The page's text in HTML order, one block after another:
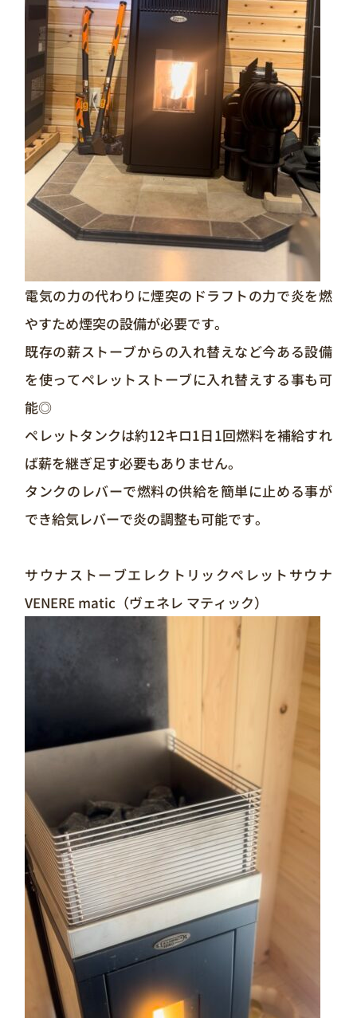
電気の力の代わりに煙突のドラフトの力で炎を燃
やすため煙突の設備が必要です。
既存の薪ストーブからの入れ替えなど今ある設備
を使ってペレットストーブに入れ替えする事も可
能◎
ペレットタンクは約12キロ1日1回燃料を補給すれ
ば薪を継ぎ足す必要もありません。
タンクのレバーで燃料の供給を簡単に止める事が
でき給気レバーで炎の調整も可能です。
サウナストーブエレクトリックペレットサウナ
VENERE matic（ヴェネレ マティック）